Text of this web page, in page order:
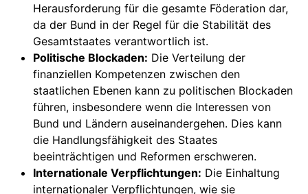
Herausforderung für die gesamte Föderation dar,
da der Bund in der Regel für die Stabilität des
Gesamtstaates verantwortlich ist.
Politische Blockaden: Die Verteilung der
finanziellen Kompetenzen zwischen den
staatlichen Ebenen kann zu politischen Blockaden
führen, insbesondere wenn die Interessen von
Bund und Ländern auseinandergehen. Dies kann
die Handlungsfähigkeit des Staates
beeinträchtigen und Reformen erschweren.
Internationale Verpflichtungen: Die Einhaltung
internationaler Verpflichtungen, wie sie